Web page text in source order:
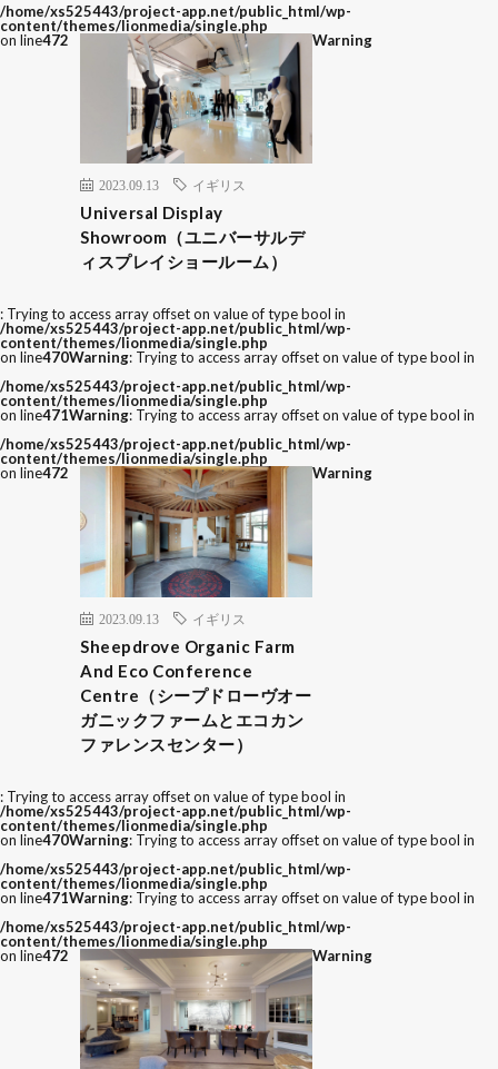
/home/xs525443/project-app.net/public_html/wp-
content/themes/lionmedia/single.php
on line472
2023.09.13 イギリス
Universal Display
Showroom（ユニバーサルデ
ィスプレイショールーム）
Warning
: Trying to access array offset on value of type bool in
/home/xs525443/project-app.net/public_html/wp-
content/themes/lionmedia/single.php
on line470Warning: Trying to access array offset on value of type bool in
/home/xs525443/project-app.net/public_html/wp-
content/themes/lionmedia/single.php
on line471Warning: Trying to access array offset on value of type bool in
/home/xs525443/project-app.net/public_html/wp-
content/themes/lionmedia/single.php
on line472
2023.09.13 イギリス
Sheepdrove Organic Farm
And Eco Conference
Centre（シープドローヴオー
ガニックファームとエコカン
ファレンスセンター）
Warning
: Trying to access array offset on value of type bool in
/home/xs525443/project-app.net/public_html/wp-
content/themes/lionmedia/single.php
on line470Warning: Trying to access array offset on value of type bool in
/home/xs525443/project-app.net/public_html/wp-
content/themes/lionmedia/single.php
on line471Warning: Trying to access array offset on value of type bool in
/home/xs525443/project-app.net/public_html/wp-
content/themes/lionmedia/single.php
on line472 Warning